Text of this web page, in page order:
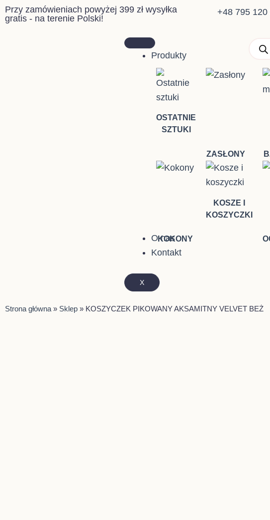
Przejdź
do
Przy zamówieniach powyżej 399 zł wysyłka
gratis - na terenie Polski!
+48 795 120
Produkty
OSTATNIE
SZTUKI
ZASŁONY
KOKONY
KOSZE I
KOSZYCZKI
O nas
Kontakt
X
Strona główna » Sklep » KOSZYCZEK PIKOWANY AKSAMITNY VELVET BEŻ